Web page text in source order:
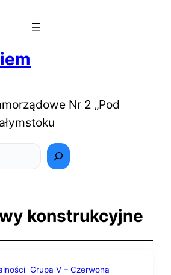
Nr 2 „Pod
konstrukcyjne
Grupa V – Czerwona